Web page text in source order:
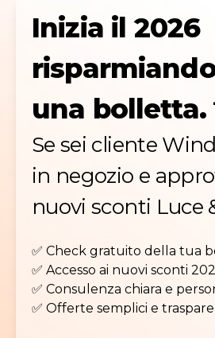
Inizia il 2026
una bolletta.
Se sei cliente
in negozio e
nuovi sconti Luce
✅ Check gratuito della tua
✅ Accesso ai nuovi sconti
✅ Consulenza chiara e
✅ Offerte semplici e